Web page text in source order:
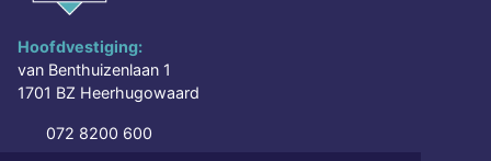
Hoofdvestiging:
van Benthuizenlaan 1
1701 BZ Heerhugowaard
072 8200 600